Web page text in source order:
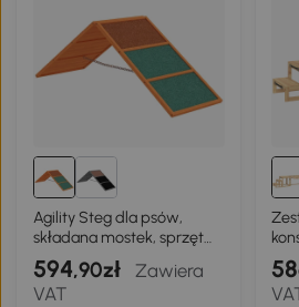
Agility Steg dla psów,
składana mostek, sprzęt
do agility
594,90zł
Zawiera
VAT